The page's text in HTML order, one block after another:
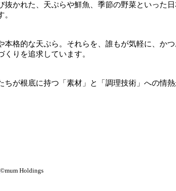
かれた、天ぷらや鮮魚、季節の野菜といった
格的な天ぷら。それらを、誰もが気軽に、か
りを追求しています。
が根底に持つ「素材」と「調理技術」への情
©mum Holdings